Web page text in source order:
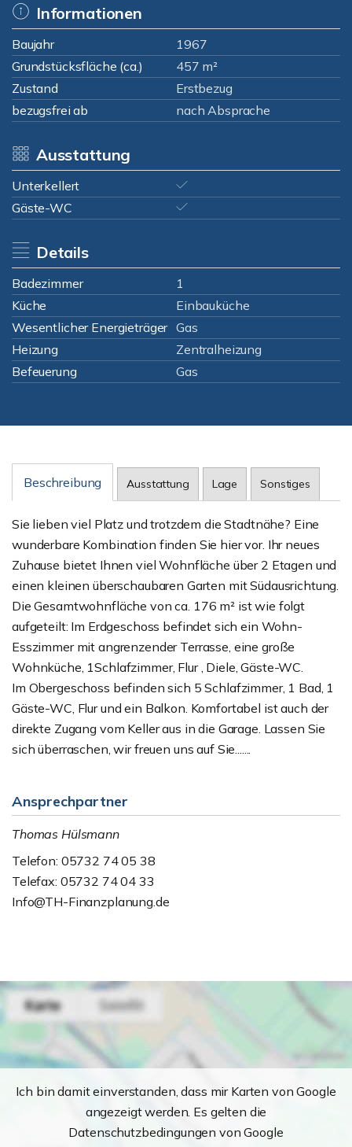
Informationen
Baujahr
1967
Grundstücksfläche (ca.)
457 m²
Zustand
Erstbezug
bezugsfrei ab
nach Absprache
Ausstattung
Unterkellert
Gäste-WC
Details
Badezimmer
1
Küche
Einbauküche
Wesentlicher Energieträger Gas
Heizung
Zentralheizung
Befeuerung
Gas
Beschreibung Ausstattung Lage Sonstiges
Sie lieben viel Platz und trotzdem die Stadtnähe? Eine
wunderbare Kombination finden Sie hier vor. Ihr neues
Zuhause bietet Ihnen viel Wohnfläche über 2 Etagen und
einen kleinen überschaubaren Garten mit Südausrichtung.
Die Gesamtwohnfläche von ca. 176 m² ist wie folgt
aufgeteilt: Im Erdgeschoss befindet sich ein Wohn-
Esszimmer mit angrenzender Terrasse, eine große
Wohnküche, 1Schlafzimmer, Flur , Diele, Gäste-WC.
Im Obergeschoss befinden sich 5 Schlafzimmer, 1 Bad, 1
Gäste-WC, Flur und ein Balkon. Komfortabel ist auch der
direkte Zugang vom Keller aus in die Garage. Lassen Sie
sich überraschen, wir freuen uns auf Sie.......
Ansprechpartner
Thomas Hülsmann
Telefon: 05732 74 05 38
Telefax: 05732 74 04 33
Info@TH-Finanzplanung.de
Ich bin damit einverstanden, dass mir Karten von Google
angezeigt werden. Es gelten die
Datenschutzbedingungen von Google